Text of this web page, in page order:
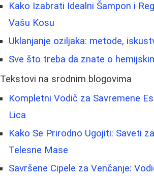
Kako Izabrati Idealni Šampon i
Vašu Kosu
Uklanjanje oziljaka: metode,
Sve što treba da znate o
Tekstovi na srodnim blogovima
Kompletni Vodič za Savremene
Lica
Kako Se Prirodno Ugojiti: Saveti
Telesne Mase
Savršene Cipele za Venčanje: